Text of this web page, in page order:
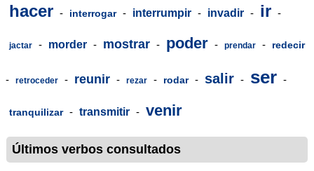
hacer - interrogar - interrumpir - invadir - ir -
jactar - morder - mostrar - poder - prendar - redecir
- retroceder - reunir - rezar - rodar - salir - ser -
tranquilizar - transmitir - venir
Últimos verbos consultados